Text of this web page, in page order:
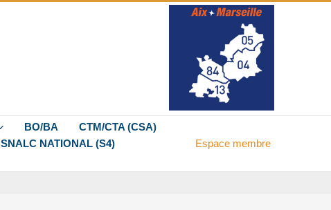
BO/BA
CTM/CTA (CSA)
SNALC NATIONAL (S4)
Espace membre